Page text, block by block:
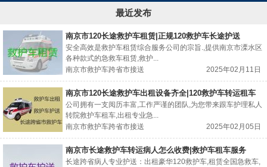
最近发布
南京市120长途救护车租赁|正规120救护车长途护送
安全高效是救护车租赁综合服务公司的宗旨.,提供南京市溧水区
各种款式的急救车租赁,救护...
南京市救护车跨省市接送
2025年02月11日
南京市120长途救护车出租设备齐全|120救护车转运租车
公司拥有一支阅历丰富,工作严谨的团队,为您带来跟车护理私人
转院救护车租车,出租专业急...
南京市救护车跨省市接送
2025年02月05日
南京市长途救护车转运病人怎么收费|救护车租车服务
长途跨省病人专业护送：出租豪华120救护车,租赁全国急救车,